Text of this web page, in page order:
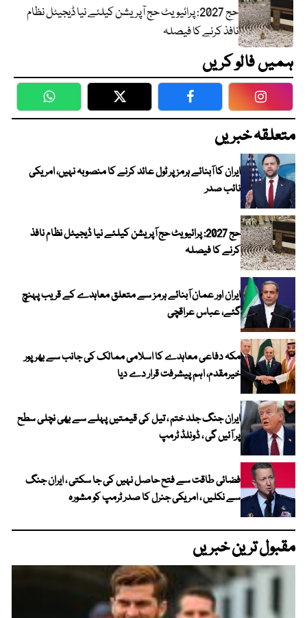
حج 2027: پرائیویٹ حج آپریشن کیلئے نیا ڈیجیٹل نظام
نافذ کرنے کا فیصلہ
ہمیں فالو کریں
WhatsApp Twitter Facebook
متعلقہ خبریں
ایران کا آبنائے ہرمز پر ٹول عائد کرنے کا منصوبہ نہیں، امریکی
نائب صدر
حج 2027: پرائیویٹ حج آپریشن کیلئے نیا ڈیجیٹل نظام نافذ
کرنے کا فیصلہ
ایران اور عمان آبنائے ہرمز سے متعلق معاہدے کے قریب پہنچ
گئے، عباس عراقچی
مکہ دفاعی معاہدے کا اسلامی ممالک کی جانب سے بھرپور
خیرمقدم، اہم پیشرفت قرار دے دیا
ایران جنگ جلد ختم ، تیل کی قیمتیں پہلے سے بھی نچلی سطح
پر آئیں گی ، ڈونلڈ ٹرمپ
فضائی طاقت سے فتح حاصل نہیں کی جا سکتی ، ایران جنگ
سے نکلیں ، امریکی جنرل کا صدر ٹرمپ کو مشورہ
مقبول ترین خبریں